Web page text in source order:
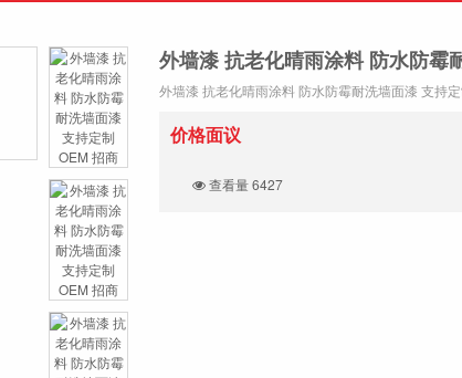
外墙漆 抗老化晴雨涂料 防水防霉
外墙漆 抗老化晴雨涂料 防水防霉耐洗墙面漆 支持
价格面议
查看量 6427